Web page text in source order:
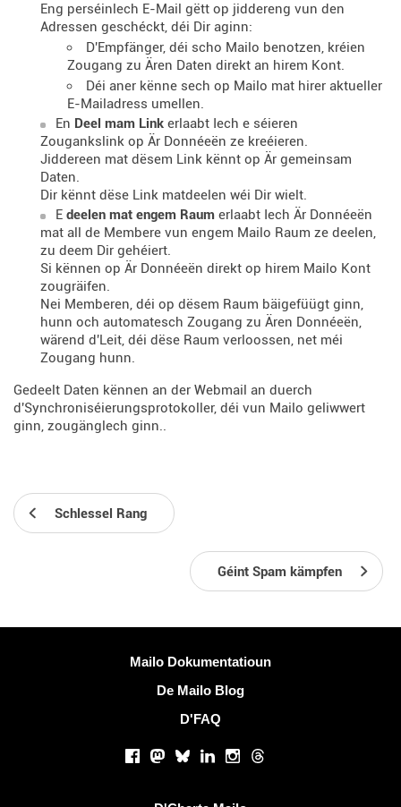
Eng perséinlech E-Mail gëtt op jiddereng vun den
Adressen geschéckt, déi Dir aginn:
D'Empfänger, déi scho Mailo benotzen, kréien
Zougang zu Ären Daten direkt an hirem Kont.
Déi aner kënne sech op Mailo mat hirer aktueller
E-Mailadress umellen.
En Deel mam Link erlaabt Iech e séieren
Zougankslink op Är Donnéeën ze kreéieren.
Jiddereen mat dësem Link kënnt op Är gemeinsam
Daten.
Dir kënnt dëse Link matdeelen wéi Dir wielt.
E deelen mat engem Raum erlaabt Iech Är Donnéeën
mat all de Membere vun engem Mailo Raum ze deelen,
zu deem Dir gehéiert.
Si kënnen op Är Donnéeën direkt op hirem Mailo Kont
zougräifen.
Nei Memberen, déi op dësem Raum bäigefüügt ginn,
hunn och automatesch Zougang zu Ären Donnéeën,
wärend d'Leit, déi dëse Raum verloossen, net méi
Zougang hunn.
Gedeelt Daten kënnen an der Webmail an duerch
d'Synchroniséierungsprotokoller, déi vun Mailo geliwwert
ginn, zougänglech ginn..
Schlessel Rang
Géint Spam kämpfen
Méi InformatiounenMailo Dokumentatioun
De Mailo Blog
D'FAQ
Facebook
Mastodon
BlueskyLinkedInInstagram
Threads